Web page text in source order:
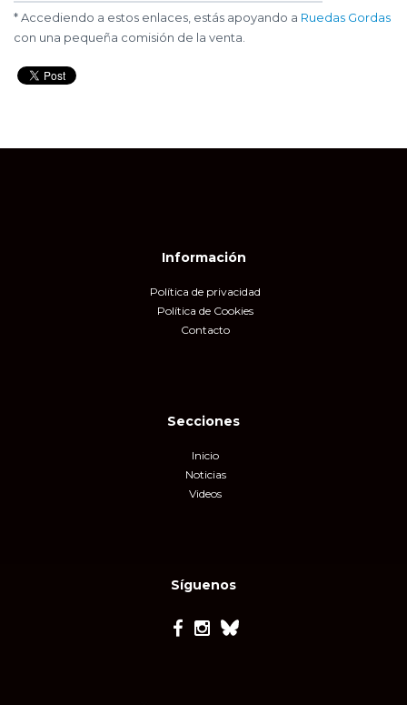
* Accediendo a estos enlaces, estás apoyando a Ruedas Gordas
con una pequeña comisión de la venta.
Información
Política de privacidad
Política de Cookies
Contacto
Síguenos
Secciones
Inicio
Noticias
Videos